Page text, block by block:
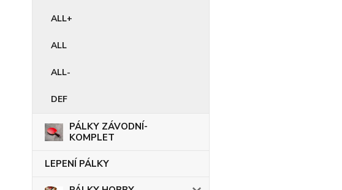
ALL+
ALL
ALL-
DEF
PÁLKY ZÁVODNÍ-
KOMPLET
LEPENÍ PÁLKY